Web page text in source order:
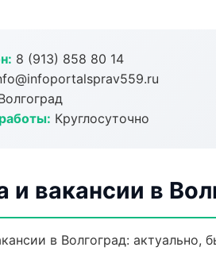
8 (913) 858 80 14
Круглосуточно
и вакансии в
в Волгоград: